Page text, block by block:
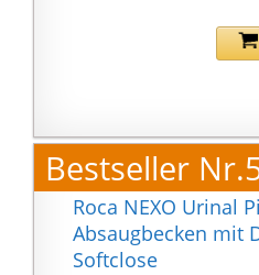
für
Dank
sich
Bestseller
Roca NEXO Urinal
Absaugbecken mit
Softclose